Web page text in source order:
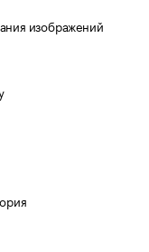
изображений